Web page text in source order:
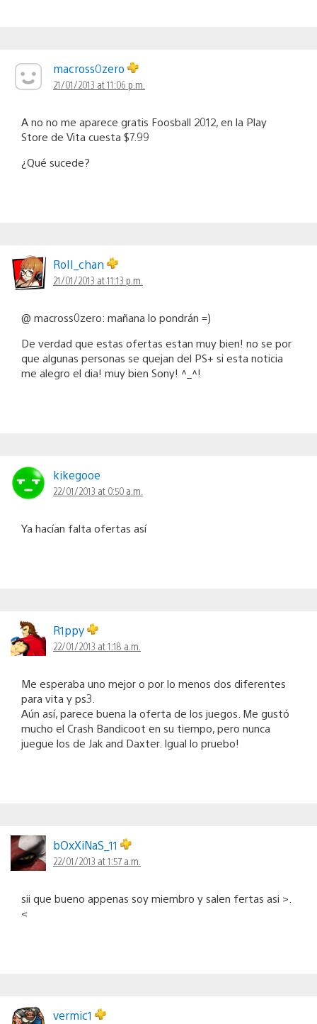
macross0zero
21/01/2013 at 11:06 p.m.
A no no me aparece gratis Foosball 2012, en la Play
Store de Vita cuesta $7.99
¿Qué sucede?
RoII_chan
21/01/2013 at 11:13 p.m.
@ macross0zero: mañana lo pondrán =)
De verdad que estas ofertas estan muy bien! no se por
que algunas personas se quejan del PS+ si esta noticia
me alegro el dia! muy bien Sony! ^_^!
kikegooe
22/01/2013 at 0:50 a.m.
Ya hacían falta ofertas así
R1ppy
22/01/2013 at 1:18 a.m.
Me esperaba uno mejor o por lo menos dos diferentes
para vita y ps3.
Aún así, parece buena la oferta de los juegos. Me gustó
mucho el Crash Bandicoot en su tiempo, pero nunca
juegue los de Jak and Daxter. Igual lo pruebo!
bOxXiNaS_11
22/01/2013 at 1:57 a.m.
sii que bueno appenas soy miembro y salen fertas asi >.
<
vermic1